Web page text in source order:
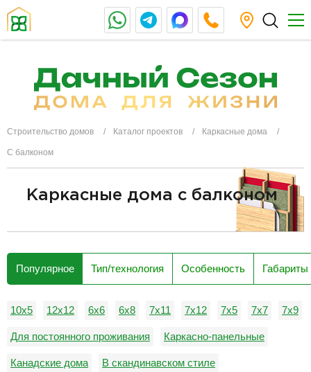
Строительство домов Каталог проектов Каркасные дома
С балконом
Каркасные дома с балконом
Популярное Тип/технология Особенность Габариты
10x5 12x12 6x6 6х8 7x11 7x12 7x5 7х7 7х9
Для постоянного проживания Каркасно-панельные
Канадские дома В скандинавском стиле